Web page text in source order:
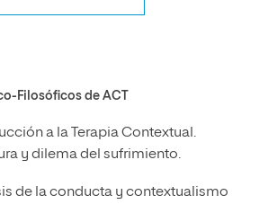
Filosóficos de ACT
a la Terapia Contextual.
y dilema del sufrimiento.
de la conducta y contextualismo